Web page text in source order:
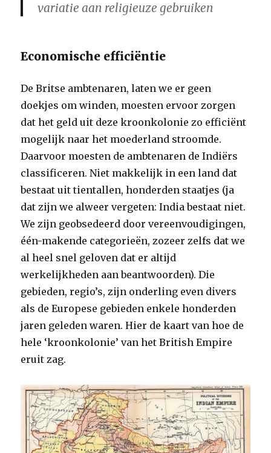
variatie aan religieuze gebruiken
Economische efficiëntie
De Britse ambtenaren, laten we er geen
doekjes om winden, moesten ervoor zorgen
dat het geld uit deze kroonkolonie zo efficiënt
mogelijk naar het moederland stroomde.
Daarvoor moesten de ambtenaren de Indiërs
classificeren. Niet makkelijk in een land dat
bestaat uit tientallen, honderden staatjes (ja
dat zijn we alweer vergeten: India bestaat niet.
We zijn geobsedeerd door vereenvoudigingen,
één-makende categorieën, zozeer zelfs dat we
al heel snel geloven dat er altijd
werkelijkheden aan beantwoorden). Die
gebieden, regio’s, zijn onderling even divers
als de Europese gebieden enkele honderden
jaren geleden waren. Hier de kaart van hoe de
hele ‘kroonkolonie’ van het British Empire
eruit zag.